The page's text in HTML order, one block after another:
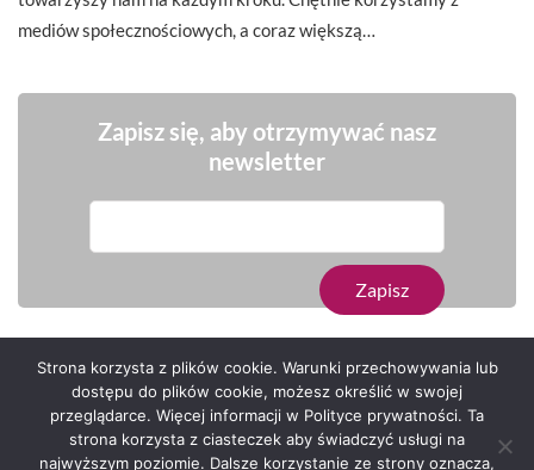
mediów społecznościowych, a coraz większą…
Zapisz się, aby otrzymywać nasz
newsletter
Serwis zaprojektował Grzegorz Sztank .
Strona korzysta z plików cookie. Warunki przechowywania lub
dostępu do plików cookie, możesz określić w swojej
przeglądarce. Więcej informacji w Polityce prywatności. Ta
strona korzysta z ciasteczek aby świadczyć usługi na
najwyższym poziomie. Dalsze korzystanie ze strony oznacza,